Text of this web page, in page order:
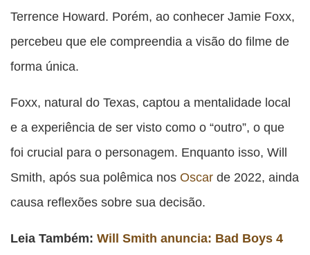
Terrence Howard. Porém, ao conhecer Jamie Foxx,
percebeu que ele compreendia a visão do filme de
forma única.
Foxx, natural do Texas, captou a mentalidade local
e a experiência de ser visto como o “outro”, o que
foi crucial para o personagem. Enquanto isso, Will
Smith, após sua polêmica nos Oscar de 2022, ainda
causa reflexões sobre sua decisão.
Leia Também: Will Smith anuncia: Bad Boys 4